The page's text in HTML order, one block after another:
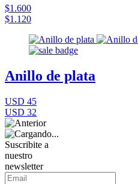
$1.600
$1.120
Anillo de plata
USD 45
USD 32
Suscribite a
nuestro
newsletter